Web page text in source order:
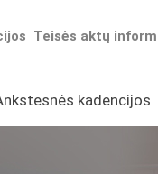
Teisės aktų
kadencijos